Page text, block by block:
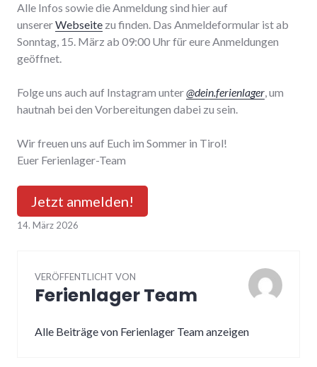
Alle Infos sowie die Anmeldung sind hier auf
unsererWebseite zu finden. Das Anmeldeformular ist ab
Sonntag, 15. März ab 09:00 Uhr für eure Anmeldungen
geöffnet.
Folge uns auch auf Instagram unter@dein.ferienlager, um
hautnah bei den Vorbereitungen dabei zu sein.
Wir freuen uns auf Euch im Sommer in Tirol!
Euer Ferienlager-Team
Jetzt anmelden!
14. März 2026
VERÖFFENTLICHT VON
Ferienlager Team
Alle Beiträge von Ferienlager Team anzeigen